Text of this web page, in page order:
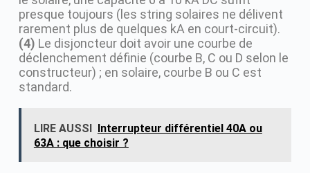
presque toujours (les string solaires ne délivent
rarement plus de quelques kA en court-circuit).
(4) Le disjoncteur doit avoir une courbe de
déclenchement définie (courbe B, C ou D selon le
constructeur) ; en solaire, courbe B ou C est
standard.
LIRE AUSSI Interrupteur différentiel 40A ou
63A : que choisir ?